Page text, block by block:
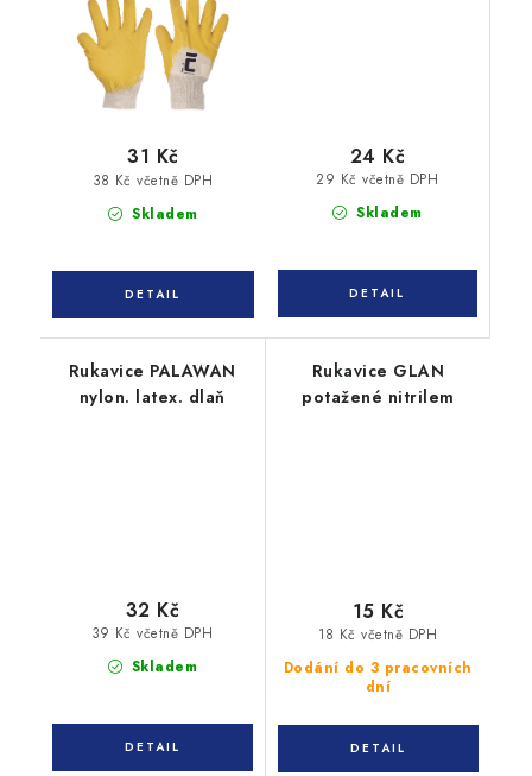
Skladem
38 Kč včetně DPH
31 Kč
Skladem
29 Kč včetně DPH
24 Kč
Rukavice PALAWAN
nylon. latex. dlaň
Skladem
39 Kč včetně DPH
32 Kč
Rukavice GLAN
potažené nitrilem
Dodání do 3 pracovních
dní
18 Kč včetně DPH
15 Kč